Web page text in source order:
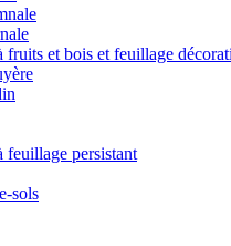
fruits et bois et feuillage
feuillage persistant
sols